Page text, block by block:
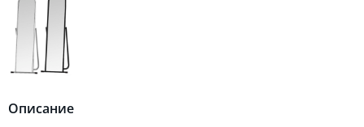
Описание